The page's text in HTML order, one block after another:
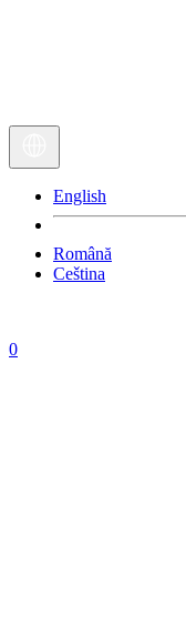
English
Română
Ceština
0